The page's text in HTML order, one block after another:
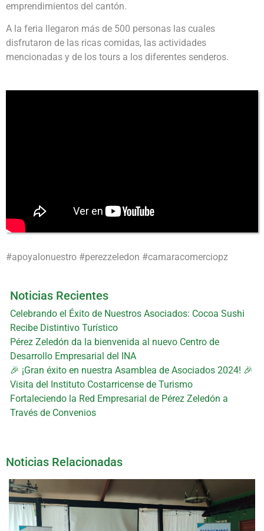
emprendimientos del cantón.
A la feria llegaron más de 500 personas las cuales
disfrutaron de las ricas comidas, las actividades
mencionadas y de los tours a los diferentes senderos.
#apoyalonuestro #perezzeledon #camaracomerciopz
Noticias Recientes
Celebrando el Éxito de Nuestros Asociados: Cocoa Sushi
Recibe Distintivo Turístico
Pérez Zeledón da la bienvenida al nuevo Centro de
Desarrollo Empresarial del INA
🎉 ¡Gran éxito en nuestra Asamblea de Asociados 2024! 🎉
Visita del Instituto Costarricense de Turismo
Fortaleciendo la Red Empresarial de Pérez Zeledón a
Través de Convenios
Noticias Relacionadas